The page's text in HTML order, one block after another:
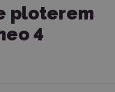
ploterem
4